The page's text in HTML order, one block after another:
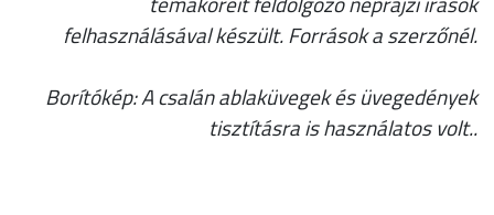
felhasználásával készült. Források a szerzőnél.
Borítókép: A csalán ablaküvegek és üvegedények
tisztításra is használatos volt..